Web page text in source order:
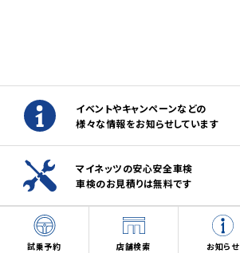
イベントやキャンペーンなどの
様々な情報をお知らせしています
マイネッツの安心安全車検
車検のお見積りは無料です
試乗予約 店舗検索 お知らせ